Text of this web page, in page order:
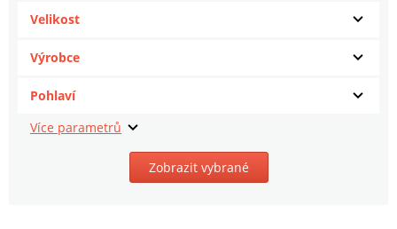
Velikost
Výrobce
Pohlaví
Zobrazit vybrané